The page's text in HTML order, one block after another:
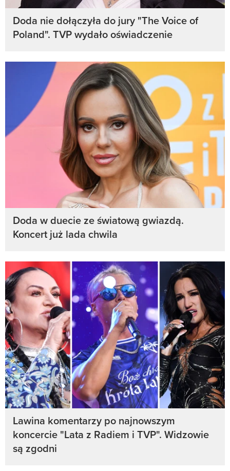
Doda nie dołączyła do jury "The Voice of
Poland". TVP wydało oświadczenie
Doda w duecie ze światową gwiazdą.
Koncert już lada chwila
Lawina komentarzy po najnowszym
koncercie "Lata z Radiem i TVP". Widzowie
są zgodni